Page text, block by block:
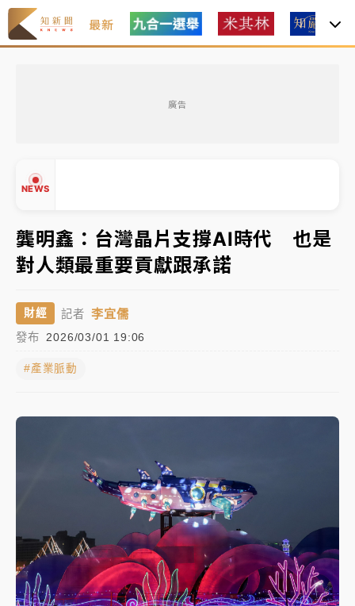
最新
廣告
NEWS
有片｜
連根拔起
中颱白海豚風雨來了！中部以北防豪雨 今晚、明天影
響最劇烈
白海豚逼近！北市水門只出不進 未移置車輛最高罰
油價持續凍漲！ 中油宣布下周一汽柴油價格維持不變
中颱白海豚風雨來了！中部以北防豪雨 今晚、明天影
白海豚逼近！北市水門只出不進 未移置車輛最高罰
4800＋拖吊費
龔明鑫：台灣晶片支撐AI時代 也是
對人類最重要貢獻跟承諾
財經 記者 李宜儒
發布 2026/03/01 19:06
#產業脈動